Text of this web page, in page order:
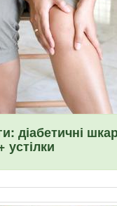
діабетичні
устілки